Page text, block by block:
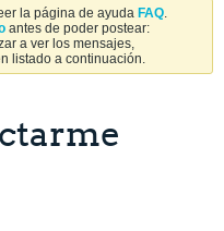
la página de ayuda FAQ.
antes de poder postear:
a ver los mensajes,
listado a continuación.